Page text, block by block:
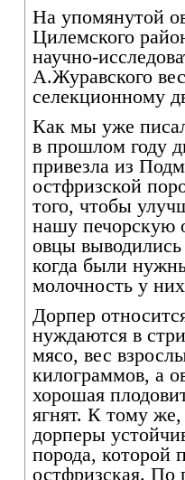
На упомянутой
Цилемского
научно-
А.Журавского
селекционному
Как мы уже
в прошлом году
привезла из
остфризской
того, чтобы
нашу печорскую
овцы
когда были
молочность у
Дорпер
нуждаются в
мясо, вес
килограммов, а
хорошая
ягнят. К тому
дорперы
порода, которой
остфризская. По